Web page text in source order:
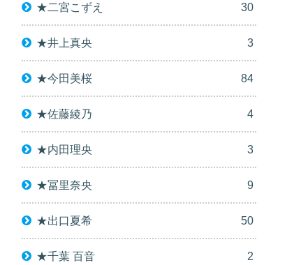
★二宮こずえ 30
★井上真央 3
★今田美桜 84
★佐藤綾乃 4
★内田理央 3
★冨里奈央 9
★出口夏希 50
★千葉 百音 2